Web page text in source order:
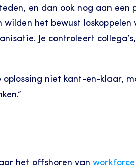
en dan ook nog aan
het bewust
Je controleert
niet kant-en-klaar,
het offshoren van